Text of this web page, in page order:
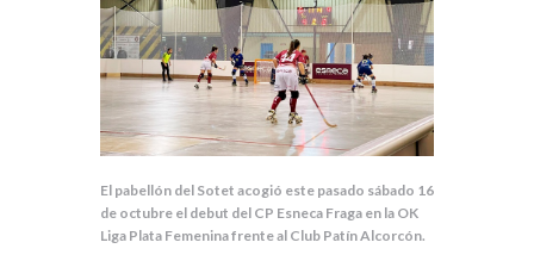
El pabellón del Sotet acogió este pasado sábado 16
de octubre el debut del CP Esneca Fraga en la OK
Liga Plata Femenina frente al Club Patín Alcorcón.